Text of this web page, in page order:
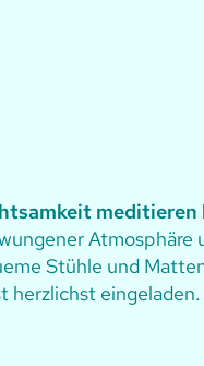
meditieren
Stühle und
herzlichst eingeladen.